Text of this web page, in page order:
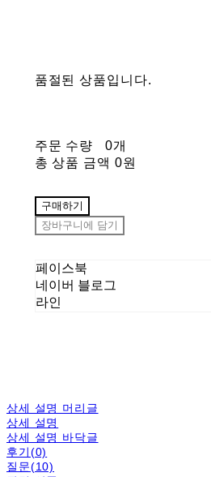
품절된 상품입니다.
주문 수량
0개
총 상품 금액 0원
구매하기
장바구니에 담기
페이스북
네이버 블로그
라인
상세 설명 머리글
상세 설명
상세 설명 바닥글
후기(0)
질문(10)